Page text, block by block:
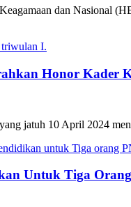
dan Nasional
Honor Kader
jatuh 10 April 2024
Untuk Tiga